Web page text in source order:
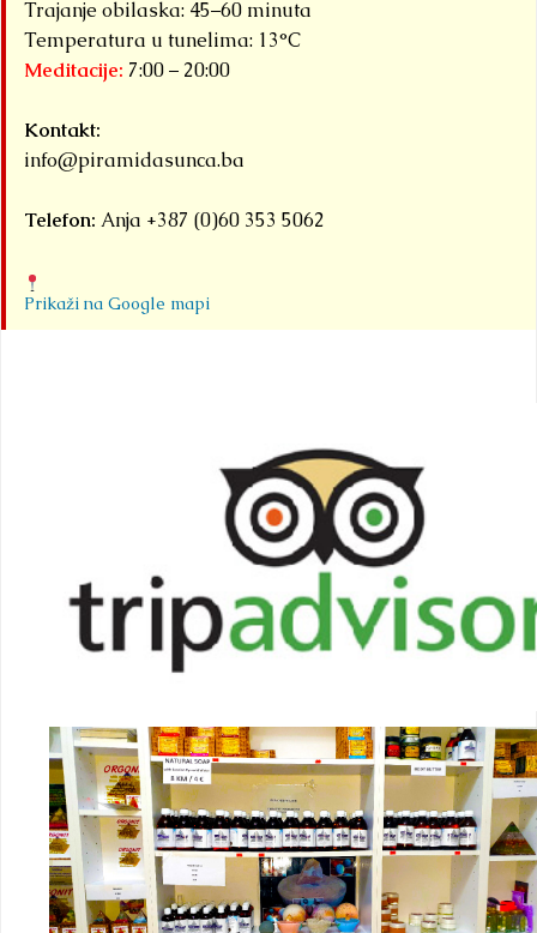
Trajanje obilaska: 45–60 minuta
Temperatura u tunelima: 13°C
Meditacije: 7:00 – 20:00
Kontakt:
info@piramidasunca.ba
Telefon: Anja +387 (0)60 353 5062
Prikaži na Google mapi